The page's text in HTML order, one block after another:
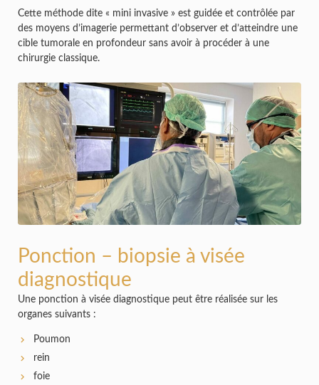
Cette méthode dite « mini invasive » est guidée et contrôlée par
des moyens d’imagerie permettant d’observer et d’atteindre une
cible tumorale en profondeur sans avoir à procéder à une
chirurgie classique.
Ponction – biopsie à visée
diagnostique
Une ponction à visée diagnostique peut être réalisée sur les
organes suivants :
Poumon
rein
foie